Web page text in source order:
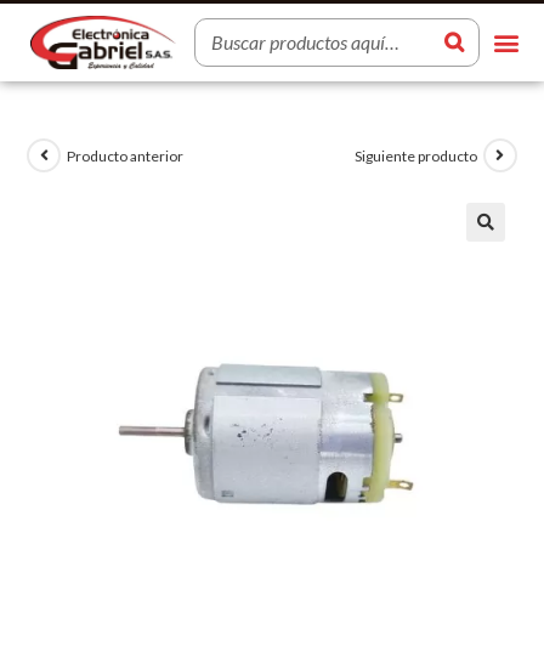
Producto anterior Siguiente producto